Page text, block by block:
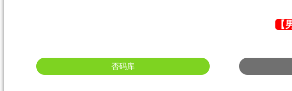
【
否码库